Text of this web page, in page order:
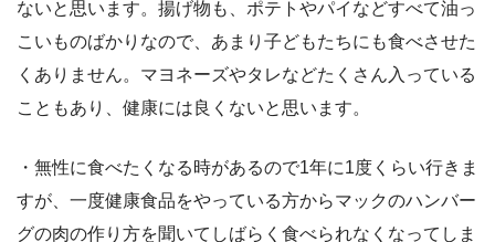
ないと思います。揚げ物も、ポテトやパイなどすべて油っ
こいものばかりなので、あまり子どもたちにも食べさせた
くありません。マヨネーズやタレなどたくさん入っている
こともあり、健康には良くないと思います。
・無性に食べたくなる時があるので1年に1度くらい行きま
すが、一度健康食品をやっている方からマックのハンバー
グの肉の作り方を聞いてしばらく食べられなくなってしま